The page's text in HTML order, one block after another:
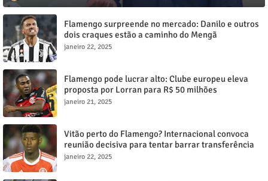
Flamengo surpreende no mercado: Danilo e outros
dois craques estão a caminho do Mengã
janeiro 22, 2025
Flamengo pode lucrar alto: Clube europeu eleva
proposta por Lorran para R$ 50 milhões
janeiro 21, 2025
Vitão perto do Flamengo? Internacional convoca
reunião decisiva para tentar barrar transferência
milionária
janeiro 22, 2025